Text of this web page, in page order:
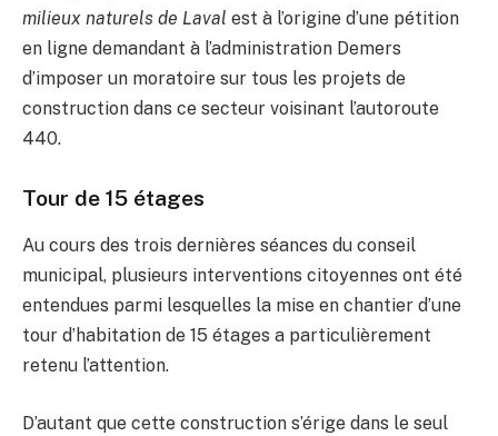
milieux naturels de Laval est à l’origine d’une pétition
en ligne demandant à l’administration Demers
d’imposer un moratoire sur tous les projets de
construction dans ce secteur voisinant l’autoroute
440.
Tour de 15 étages
Au cours des trois dernières séances du conseil
municipal, plusieurs interventions citoyennes ont été
entendues parmi lesquelles la mise en chantier d’une
tour d’habitation de 15 étages a particulièrement
retenu l’attention.
D’autant que cette construction s’érige dans le seul